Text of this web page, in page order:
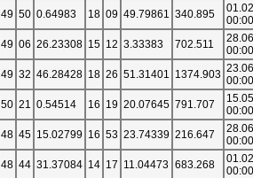
49 50 0.64983 18 09 49.79861 340.895
00:00
49 06 26.23308 15 12 3.33383 702.511
00:00
49 32 46.28428 18 26 51.31401 1374.903 00:00
50 21 0.54514 16 19 20.07645 791.707
00:00
48 45 15.02799 16 53 23.74339 216.647
00:00
48 44 31.37084 14 17 11.04473 683.268
00:00